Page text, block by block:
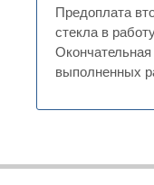
Предоплата
стекла в
выполненных